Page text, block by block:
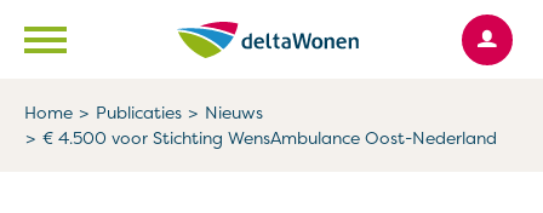
Naar de homepage
Ga naar Hoofd
Home Publicaties
Nieuws
€ 4.500 voor Stichting WensAmbulance Oost-Nederland